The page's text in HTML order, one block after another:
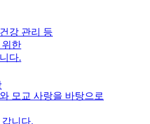
강 관리 등
위한
다.
모교 사랑을 바탕으로
니다.